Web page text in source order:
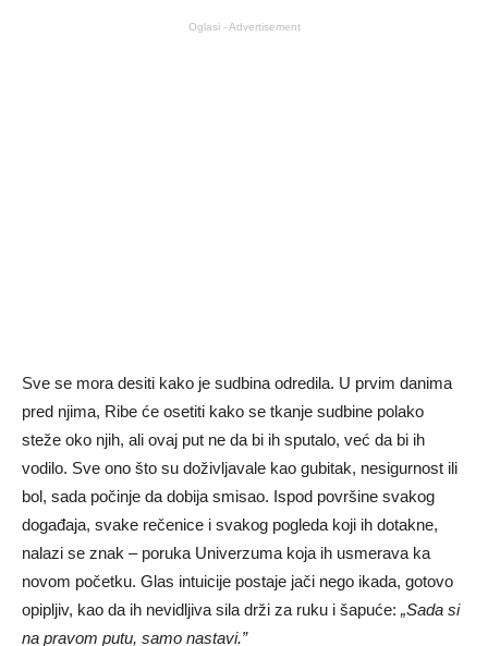
Oglasi - Advertisement
Sve se mora desiti kako je sudbina odredila. U prvim danima
pred njima, Ribe će osetiti kako se tkanje sudbine polako
steže oko njih, ali ovaj put ne da bi ih sputalo, već da bi ih
vodilo. Sve ono što su doživljavale kao gubitak, nesigurnost ili
bol, sada počinje da dobija smisao. Ispod površine svakog
događaja, svake rečenice i svakog pogleda koji ih dotakne,
nalazi se znak – poruka Univerzuma koja ih usmerava ka
novom početku. Glas intuicije postaje jači nego ikada, gotovo
opipljiv, kao da ih nevidljiva sila drži za ruku i šapuće: „Sada si
na pravom putu, samo nastavi.”